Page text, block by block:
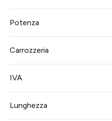
Potenza
Carrozzeria
IVA
Lunghezza